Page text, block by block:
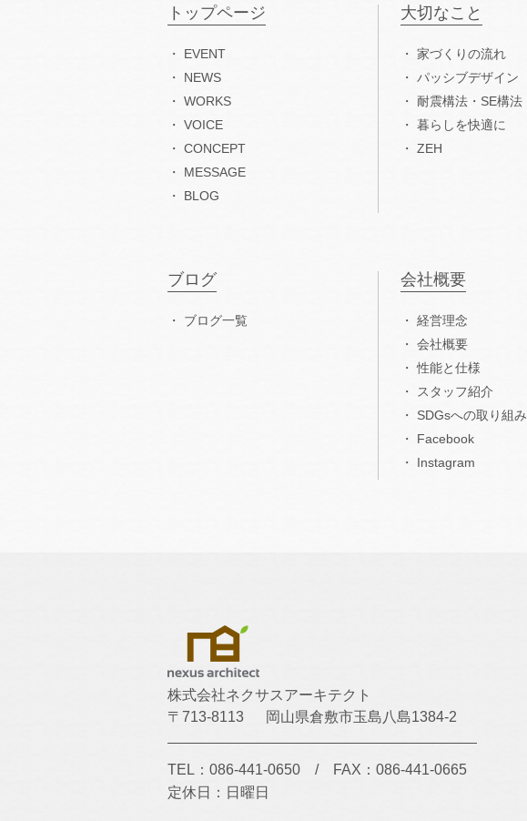
トップページ
EVENT
NEWS
WORKS
VOICE
CONCEPT
MESSAGE
BLOG
大切なこと
家づくりの流れ
パッシブデザイン
耐震構法・SE構法
暮らしを快適に
ZEH
ブログ
ブログ一覧
会社概要
経営理念
会社概要
性能と仕様
スタッフ紹介
SDGsへの取り組み
Facebook
Instagram
株式会社ネクサスアーキテクト
〒713-8113
岡山県倉敷市玉島八島1384-2
TEL：086-441-0650 /
FAX：086-441-0665
定休日：日曜日